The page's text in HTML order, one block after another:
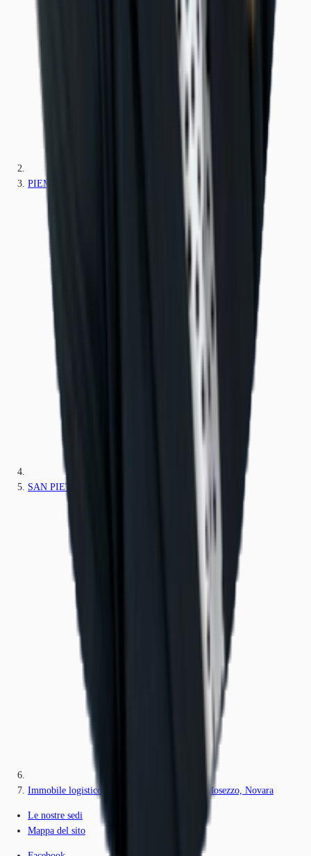
PIEMONTE
SAN PIETRO MOSEZZO
Immobile logistico in locazione a San Pietro Mosezzo, Novara
Le nostre sedi
Mappa del sito